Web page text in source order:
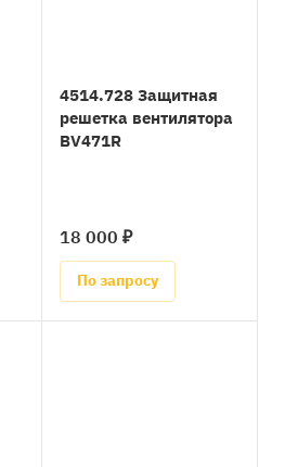
4514.728 Защитная
решетка вентилятора
BV471R
18 000 ₽
По запросу